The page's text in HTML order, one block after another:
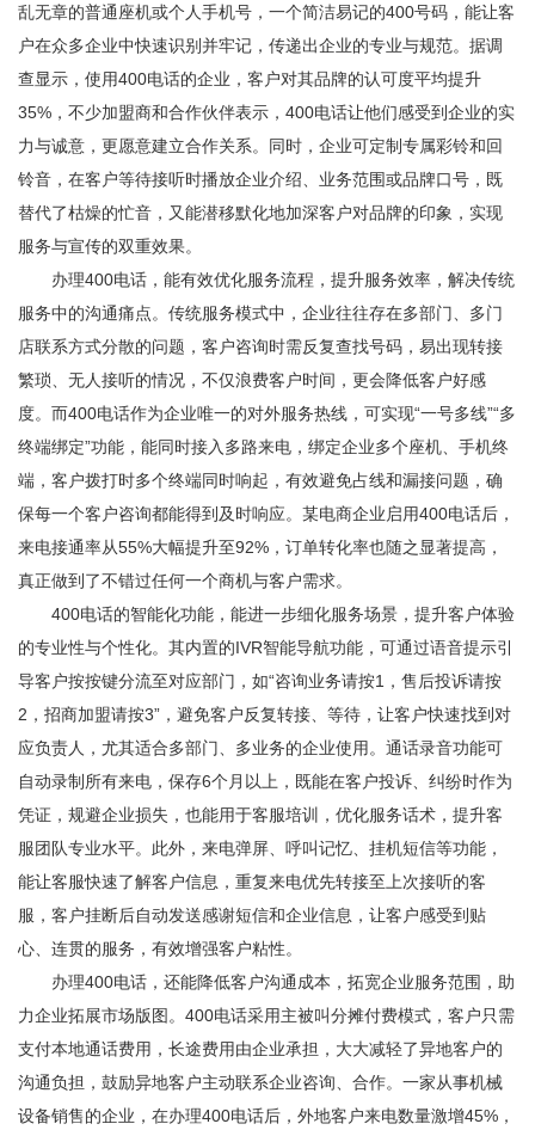
乱无章的普通座机或个人手机号，一个简洁易记的400号码，能让客
户在众多企业中快速识别并牢记，传递出企业的专业与规范。据调
查显示，使用400电话的企业，客户对其品牌的认可度平均提升
35%，不少加盟商和合作伙伴表示，400电话让他们感受到企业的实
力与诚意，更愿意建立合作关系。同时，企业可定制专属彩铃和回
铃音，在客户等待接听时播放企业介绍、业务范围或品牌口号，既
替代了枯燥的忙音，又能潜移默化地加深客户对品牌的印象，实现
服务与宣传的双重效果。
办理400电话，能有效优化服务流程，提升服务效率，解决传统
服务中的沟通痛点。传统服务模式中，企业往往存在多部门、多门
店联系方式分散的问题，客户咨询时需反复查找号码，易出现转接
繁琐、无人接听的情况，不仅浪费客户时间，更会降低客户好感
度。而400电话作为企业唯一的对外服务热线，可实现“一号多线”“多
终端绑定”功能，能同时接入多路来电，绑定企业多个座机、手机终
端，客户拨打时多个终端同时响起，有效避免占线和漏接问题，确
保每一个客户咨询都能得到及时响应。某电商企业启用400电话后，
来电接通率从55%大幅提升至92%，订单转化率也随之显著提高，
真正做到了不错过任何一个商机与客户需求。
400电话的智能化功能，能进一步细化服务场景，提升客户体验
的专业性与个性化。其内置的IVR智能导航功能，可通过语音提示引
导客户按按键分流至对应部门，如“咨询业务请按1，售后投诉请按
2，招商加盟请按3”，避免客户反复转接、等待，让客户快速找到对
应负责人，尤其适合多部门、多业务的企业使用。通话录音功能可
自动录制所有来电，保存6个月以上，既能在客户投诉、纠纷时作为
凭证，规避企业损失，也能用于客服培训，优化服务话术，提升客
服团队专业水平。此外，来电弹屏、呼叫记忆、挂机短信等功能，
能让客服快速了解客户信息，重复来电优先转接至上次接听的客
服，客户挂断后自动发送感谢短信和企业信息，让客户感受到贴
心、连贯的服务，有效增强客户粘性。
办理400电话，还能降低客户沟通成本，拓宽企业服务范围，助
力企业拓展市场版图。400电话采用主被叫分摊付费模式，客户只需
支付本地通话费用，长途费用由企业承担，大大减轻了异地客户的
沟通负担，鼓励异地客户主动联系企业咨询、合作。一家从事机械
设备销售的企业，在办理400电话后，外地客户来电数量激增45%，